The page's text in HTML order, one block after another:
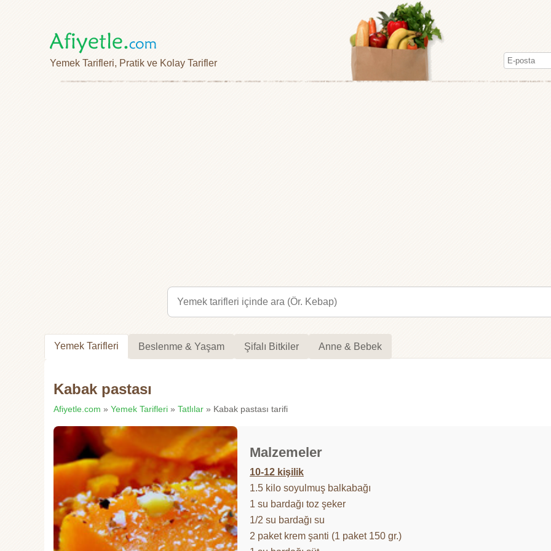
Yemek Tarifleri, Pratik ve Kolay Tarifler
Yemek Tarifleri Beslenme & Yaşam Şifalı Bitkiler Anne & Bebek
Kabak pastası
Afiyetle.com » Yemek Tarifleri » Tatlılar » Kabak pastası tarifi
Malzemeler
10-12 kişilik
1.5 kilo soyulmuş balkabağı
1 su bardağı toz şeker
1/2 su bardağı su
2 paket krem şanti (1 paket 150 gr.)